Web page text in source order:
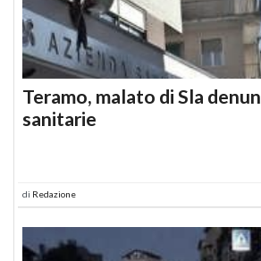
Teramo, malato di Sla
sanitarie
di Redazione